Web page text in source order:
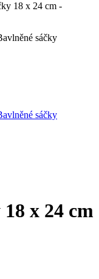
18 x 24 cm -
x 24 cm